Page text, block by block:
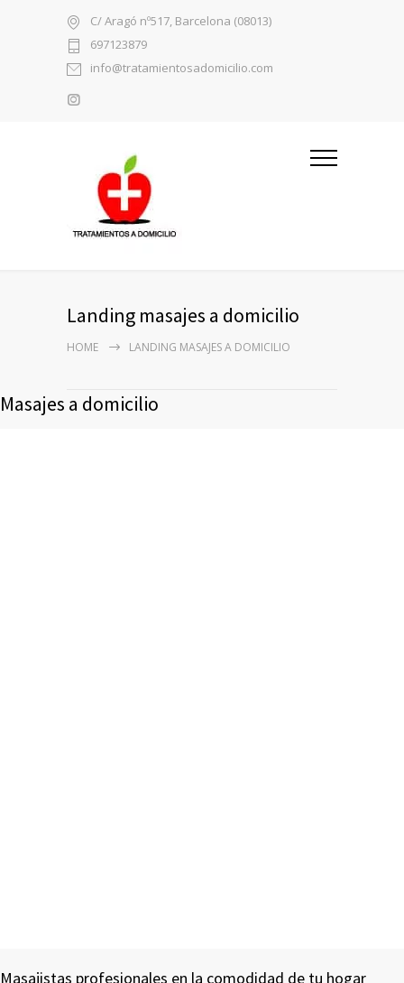
C/ Aragó nº517, Barcelona (08013)
697123879
info@tratamientosadomicilio.com
Landing masajes a domicilio
HOME LANDING MASAJES A DOMICILIO
Masajes a domicilio
Masajistas profesionales en la comodidad de tu hogar